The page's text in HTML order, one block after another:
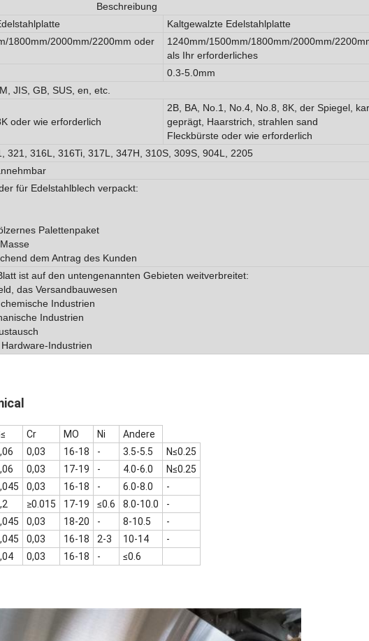
Beschreibung
Kaltgewalzte Edelstahlplatte
1800mm/2000mm/2200mm oder
1240mm/1500mm/1800mm/2000mm/
als Ihr erforderliches
0.3-5.0mm
JIS, GB, SUS, en, etc.
oder wie erforderlich
2B, BA, No.1, No.4, No.8, 8K, der Spiegel,
geprägt, Haarstrich, strahlen sand
Fleckbürste oder wie erforderlich
321, 316L, 316Ti, 317L, 347H, 310S, 309S, 904L, 2205
für Edelstahlblech verpackt:
Palettenpaket
dem Antrag des Kunden
ist auf den untengenannten Gebieten weitverbreitet:
das Versandbauwesen
Industrien
Industrien
Industrien
Cr MO Ni
Andere
0,03 16-18 - 3.5-5.5
N≤0.25
0,03 17-19 - 4.0-6.0
N≤0.25
0,03 16-18 - 6.0-8.0
-
≥0.015 17-19 ≤0.6 8.0-10.0
-
0,03 18-20 - 8-10.5
-
0,03 16-18 2-3 10-14
-
0,03 16-18 - ≤0.6